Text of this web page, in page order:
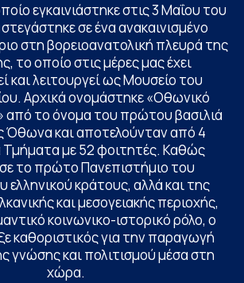
εγκαινιάστηκε στις 3 Μαΐου του
σε ένα ανακαινισμένο
στη βορειοανατολική πλευρά της
το οποίο στις μέρες μας έχει
και λειτουργεί ως Μουσείο του
Αρχικά ονομάστηκε «Οθωνικό
από το όνομα του πρώτου βασιλιά
Όθωνα και αποτελούνταν από 4
Τμήματα με 52 φοιτητές. Καθώς
το πρώτο Πανεπιστήμιο του
ελληνικού κράτους, αλλά και της
και μεσογειακής περιοχής,
κοινωνικο-ιστορικό ρόλο, ο
καθοριστικός για την παραγωγή
γνώσης και πολιτισμού μέσα στη
χώρα.